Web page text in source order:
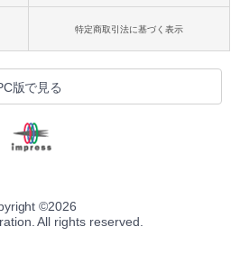
特定商取引法に基づく表示
版で見る
©2026
All rights reserved.